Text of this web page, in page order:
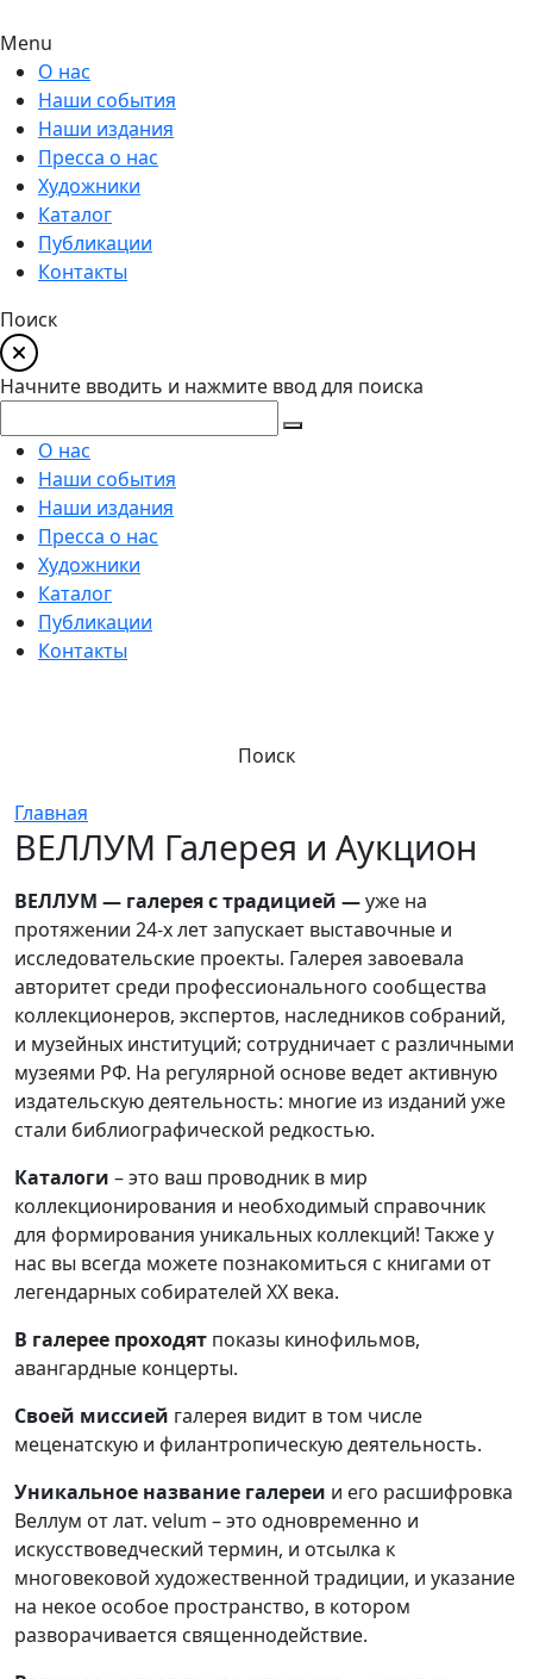
Menu
О нас
Наши события
Наши издания
Пресса о нас
Художники
Каталог
Публикации
Контакты
Поиск
Начните вводить и нажмите ввод для поиска
О нас
Наши события
Наши издания
Пресса о нас
Художники
Каталог
Публикации
Контакты
Поиск
Главная
ВЕЛЛУМ Галерея и Аукцион
ВЕЛЛУМ — галерея с традицией —уже на
протяжении 24-х лет запускает выставочные и
исследовательские проекты. Галерея завоевала
авторитет среди профессионального сообщества
коллекционеров, экспертов, наследников собраний,
и музейных институций; сотрудничает с различными
музеями РФ. На регулярной основе ведет активную
издательскую деятельность: многие из изданий уже
стали библиографической редкостью.
Каталоги – это ваш проводник в мир
коллекционирования и необходимый справочник
для формирования уникальных коллекций! Также у
нас вы всегда можете познакомиться с книгами от
легендарных собирателей ХХ века.
В галерее проходят показы кинофильмов,
авангардные концерты.
Своей миссией галерея видит в том числе
меценатскую и филантропическую деятельность.
Уникальное название галереи и его расшифровка
Веллум от лат. velum – это одновременно и
искусствоведческий термин, и отсылка к
многовековой художественной традиции, и указание
на некое особое пространство, в котором
разворачивается священнодействие.